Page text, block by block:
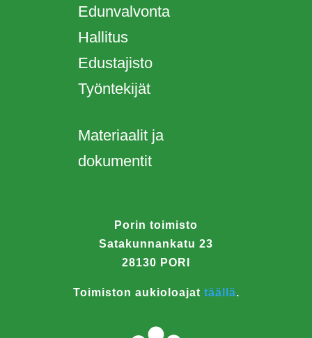
Edunvalvonta
Hallitus
Edustajisto
Työntekijät
Materiaalit ja
dokumentit
Porin toimisto
Satakunnankatu 23
28130 PORI
Toimiston aukioloajat täällä.